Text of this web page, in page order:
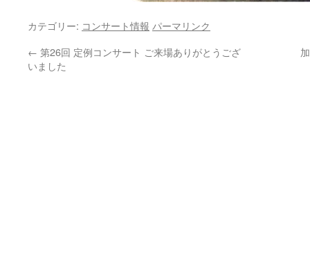
カテゴリー: コンサート情報 パーマリンク
← 第26回 定例コンサート ご来場ありがとうござ
いました